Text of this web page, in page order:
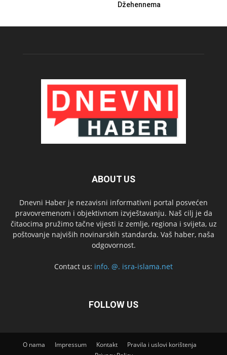
Džehennema
ABOUT US
Dnevni Haber je nezavisni informativni portal posvećen
pravovremenom i objektivnom izvještavanju. Naš cilj je da
čitaocima pružimo tačne vijesti iz zemlje, regiona i svijeta, uz
poštovanje najviših novinarskih standarda. Vaš haber, naša
odgovornost.
Contact us: info. @. isra-islama.net
FOLLOW US
O nama Impressum Kontakt
Pravila i uslovi korištenja